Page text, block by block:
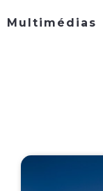
Multimédias